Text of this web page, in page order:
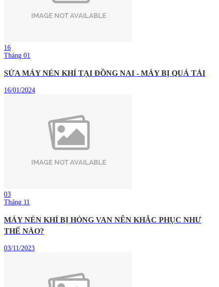
16
Tháng 01
SỬA MÁY NÉN KHÍ TẠI ĐỒNG NAI - MÁY BỊ QUÁ TẢI
16/01/2024
03
Tháng 11
MÁY NÉN KHÍ BỊ HỎNG VAN NÊN KHẮC PHỤC NHƯ
THẾ NÀO?
03/11/2023